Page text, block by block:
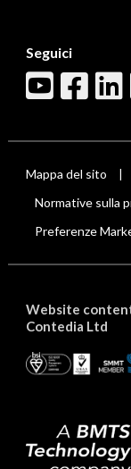
Seguici
Mappa del sito
Normative sulla
Preferenze
Website
Contedia Ltd